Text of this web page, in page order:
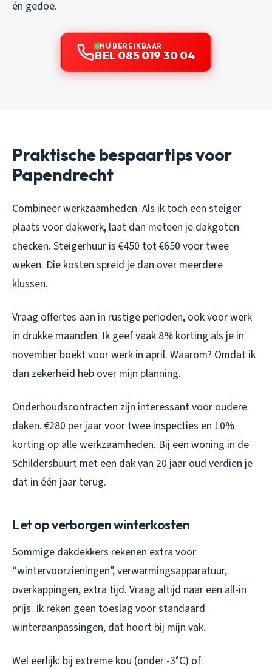
én gedoe.
NU BEREIKBAAR
BEL 085 019 30 04
Praktische bespaartips voor
Papendrecht
Combineer werkzaamheden. Als ik toch een steiger
plaats voor dakwerk, laat dan meteen je dakgoten
checken. Steigerhuur is €450 tot €650 voor twee
weken. Die kosten spreid je dan over meerdere
klussen.
Vraag offertes aan in rustige perioden, ook voor werk
in drukke maanden. Ik geef vaak 8% korting als je in
november boekt voor werk in april. Waarom? Omdat ik
dan zekerheid heb over mijn planning.
Onderhoudscontracten zijn interessant voor oudere
daken. €280 per jaar voor twee inspecties en 10%
korting op alle werkzaamheden. Bij een woning in de
Schildersbuurt met een dak van 20 jaar oud verdien je
dat in één jaar terug.
Let op verborgen winterkosten
Sommige dakdekkers rekenen extra voor
“wintervoorzieningen”, verwarmingsapparatuur,
overkappingen, extra tijd. Vraag altijd naar een all-in
prijs. Ik reken geen toeslag voor standaard
winteraanpassingen, dat hoort bij mijn vak.
Wel eerlijk: bij extreme kou (onder -3°C) of